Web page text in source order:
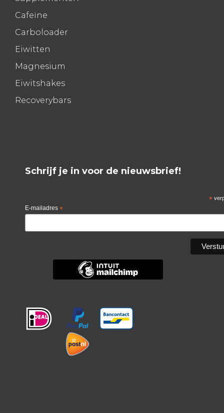
Cafeïne
Carboloader
Eiwitten
Magnesium
Eiwitshakes
Recoverybars
Schrijf je in voor de nieuwsbrief!
*
E-mailadres *